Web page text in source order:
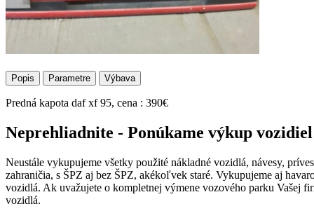
Popis Parametre Výbava
Predná kapota daf xf 95, cena : 390€
Neprehliadnite - Ponúkame výkup vozidiel
Neustále vykupujeme všetky použité nákladné vozidlá, návesy,
zahraničia, s ŠPZ aj bez ŠPZ, akékoľvek staré. Vykupujeme aj
vozidlá. Ak uvažujete o kompletnej výmene vozového parku Vašej
vozidlá.